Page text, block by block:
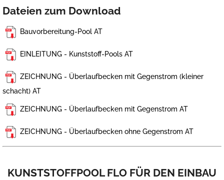
Dateien zum Download
Bauvorbereitung-Pool AT
EINLEITUNG - Kunststoff-Pools AT
ZEICHNUNG - Überlaufbecken mit Gegenstrom (kleiner
schacht) AT
ZEICHNUNG - Überlaufbecken mit Gegenstrom AT
ZEICHNUNG - Überlaufbecken ohne Gegenstrom AT
KUNSTSTOFFPOOL FLO FÜR DEN EINBAU